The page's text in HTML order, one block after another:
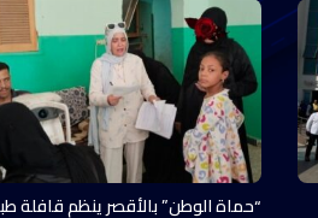
“حماة الوطن” بالأقصر ينظم قافلة